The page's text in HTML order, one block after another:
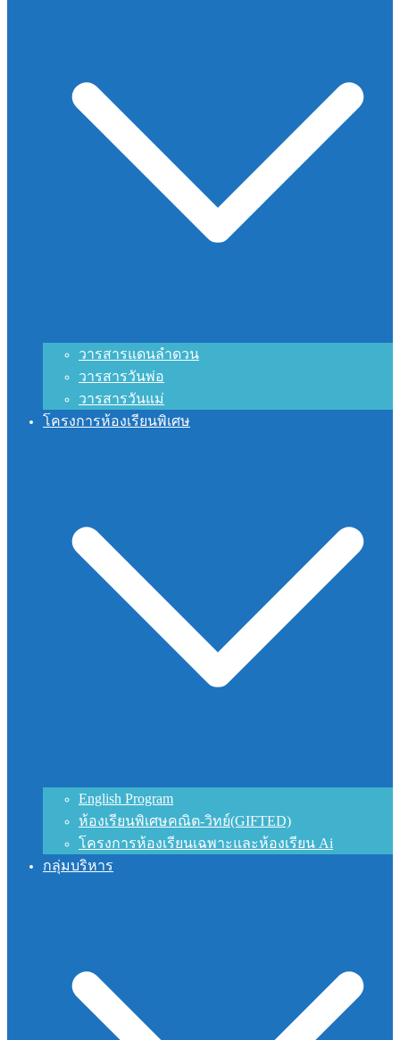
วารสารแดนลำดวน
วารสารวันพ่อ
วารสารวันแม่
โครงการห้องเรียนพิเศษ
English Program
ห้องเรียนพิเศษคณิต-วิทย์(GIFTED)
โครงการห้องเรียนเฉพาะและห้องเรียน Ai
กลุ่มบริหาร